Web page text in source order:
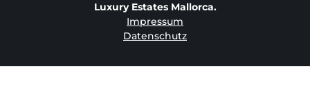
Luxury Estates Mallorca.
Impressum
Datenschutz